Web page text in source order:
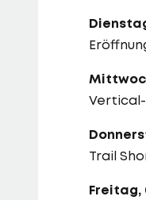
Trail
Freitag,